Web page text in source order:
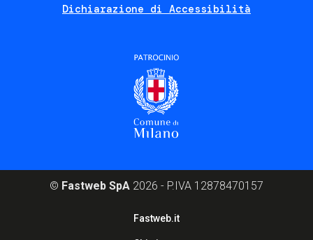
Dichiarazione di Accessibilità
© Fastweb SpA 2026 - P.IVA 12878470157
Fastweb.it